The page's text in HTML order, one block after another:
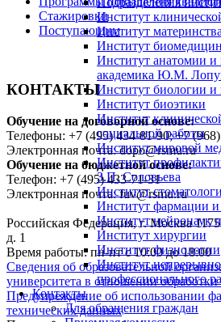
Институт
Институт
Институт
Институт анатомии
академика Ю.М.
Институт биологии и
Институт биоэтики
Институт
социальной работы
Институт мировой
Институт
З.П. Соловьева
Институт
Институт фармации
Институт нейронаук
Институт хирургии
Институт физиологии
Институт
профессионального
Контакты
Для обращения граждан
Стажировки
Поступающим
КОНТАКТЫ
Обучение на договорной основе:
Телефоны: +7 (495) 434-81-90; +7
Электронная почта: dopo@rsmu.ru
Обучение на бюджетной основе:
Телефон: +7 (495) 433-71-31
Электронная почта: fuv@rsmu.ru
Российская Федерация, г. Москва
д. 1
Время работы: пн-пт с 10:00 до 18:00
Сведения об образовательной
университета в отношении
Предупреждение об использовании
технических данных